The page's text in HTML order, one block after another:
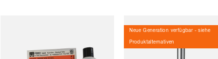
Neue Generation verfügbar - siehe
Produktalternativen